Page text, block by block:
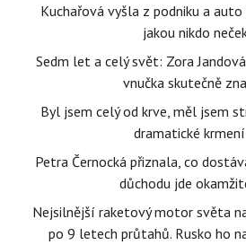
Kuchařová vyšla z podniku a auto
jakou nikdo
Sedm let a celý svět: Zora
vnučka skutečně
Byl jsem celý od krve, měl jsem
dramatické
Petra Černocká přiznala, co
důchodu jde
Nejsilnější raketový motor světa
po 9 letech průtahů. Rusko ho